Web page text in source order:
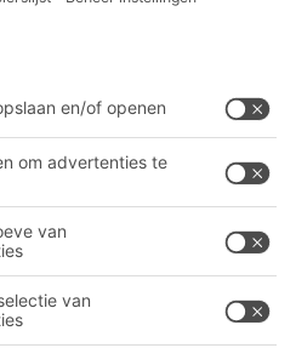
BITO PRODUCTCATALOGUS
BITO PROJECTGIDS
Contactformulier
ons